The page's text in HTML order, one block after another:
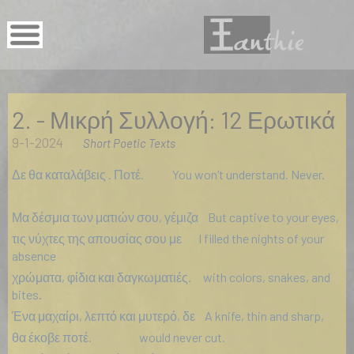
2. - Μικρή Συλλογή: 12 Ερωτικά
9-1-2024 Short Poetic Texts
Δε θα καταλάβεις . Ποτέ. You won’t understand. Never.
Μα δέσμια των ματιών σου, γέμιζα But captive to your eyes,
τις νύχτες της απουσίας σου με I filled the nights of your
absence
χρώματα, φίδια και δαγκωματιές. with colors, snakes, and
bites.
Ένα μαχαίρι, λεπτό και μυτερό, δε A knife, thin and sharp,
θα έκοβε ποτέ. would never cut.